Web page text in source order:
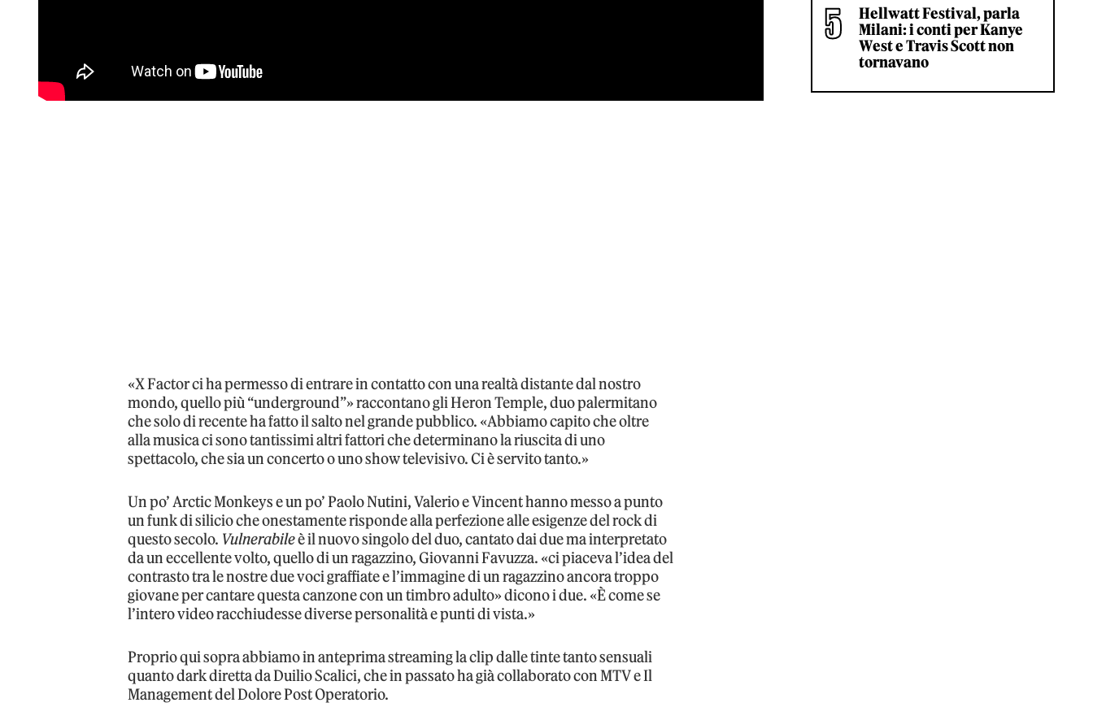
«X Factor ci ha permesso di entrare in contatto con una realtà distante dal nostro
mondo, quello più “underground”» raccontano gli Heron Temple, duo palermitano
che solo di recente ha fatto il salto nel grande pubblico. «Abbiamo capito che oltre
alla musica ci sono tantissimi altri fattori che determinano la riuscita di uno
spettacolo, che sia un concerto o uno show televisivo. Ci è servito tanto.»
Un po’ Arctic Monkeys e un po’ Paolo Nutini, Valerio e Vincent hanno messo a punto
un funk di silicio che onestamente risponde alla perfezione alle esigenze del rock di
questo secolo. Vulnerabileè il nuovo singolo del duo, cantato dai due ma interpretato
da un eccellente volto, quello di un ragazzino, Giovanni Favuzza. «ci piaceva l’idea del
contrasto tra le nostre due voci graffiate e l’immagine di un ragazzino ancora troppo
giovane per cantare questa canzone con un timbro adulto» dicono i due. «È come se
l’intero video racchiudesse diverse personalità e punti di vista.»
Proprio qui sopra abbiamo in anteprima streaming la clip dalle tinte tanto sensuali
quanto dark diretta da Duilio Scalici, che in passato ha già collaborato con MTV e Il
Management del Dolore Post Operatorio.
Hellwatt Festival, parla
Milani: i conti per Kanye
West e Travis Scott non
tornavano